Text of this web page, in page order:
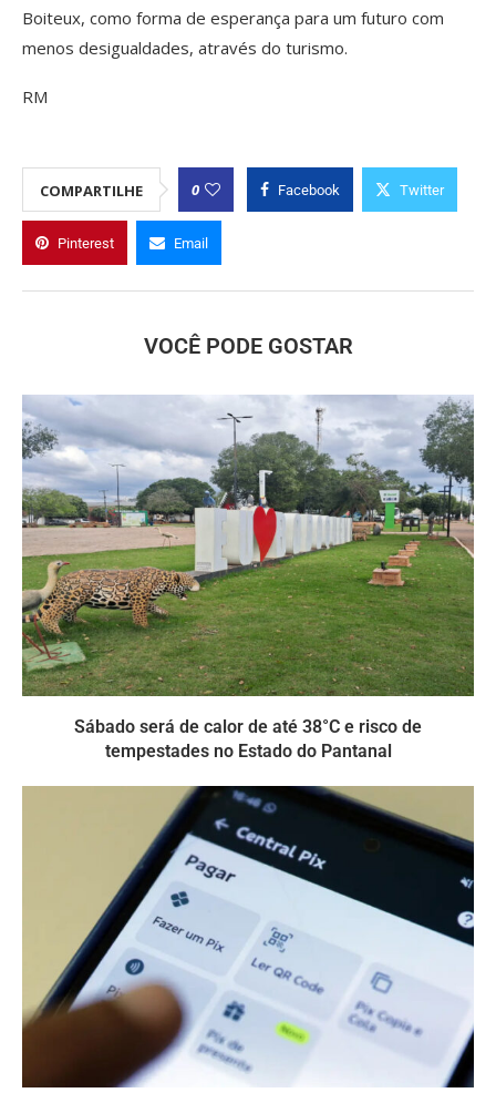
Boiteux, como forma de esperança para um futuro com
menos desigualdades, através do turismo.
RM
COMPARTILHE 0 Facebook Twitter
Pinterest Email
VOCÊ PODE GOSTAR
Sábado será de calor de até 38°C e risco de
tempestades no Estado do Pantanal